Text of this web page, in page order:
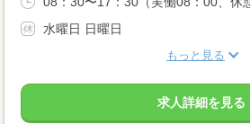
水曜日 日曜日
もっと見る
求人詳細を見る